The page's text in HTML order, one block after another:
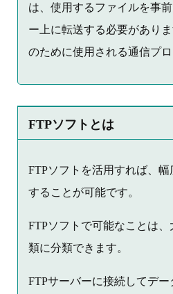
は、使用するファイルを事
ー上に転送する必要があり
のために使用される通信プロ
FTPソフトとは
FTPソフトを活用すれば、
することが可能です。
FTPソフトで可能なことは
類に分類できます。
FTPサーバーに接続してデー